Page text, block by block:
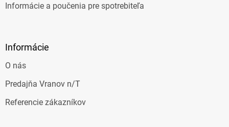
Informácie a poučenia pre spotrebiteľa
Informácie
O nás
Predajňa Vranov n/T
Referencie zákazníkov